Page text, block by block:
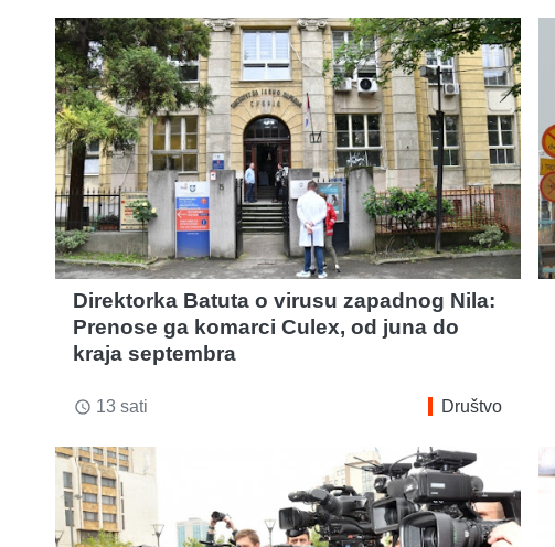
Direktorka Batuta o virusu zapadnog Nila:
Prenose ga komarci Culex, od juna do
kraja septembra
access_time 13 sati Društvo